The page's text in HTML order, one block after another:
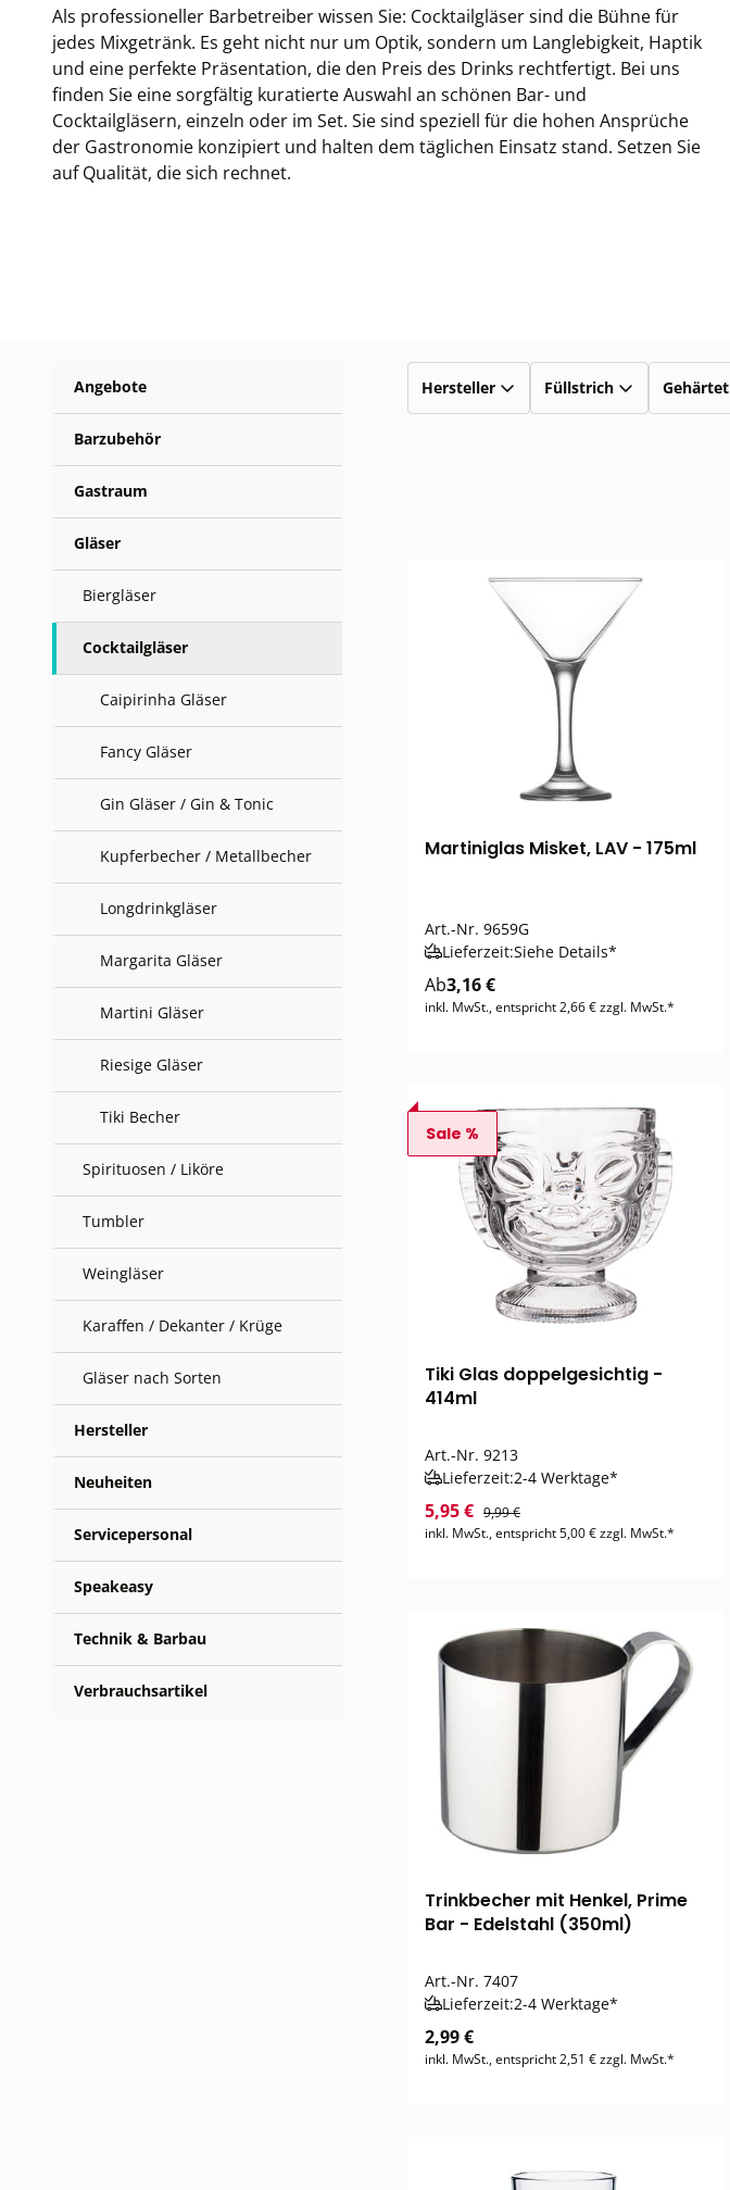
Als professioneller Barbetreiber wissen Sie: Cocktailgläser sind die Bühne für
jedes Mixgetränk. Es geht nicht nur um Optik, sondern um Langlebigkeit, Haptik
und eine perfekte Präsentation, die den Preis des Drinks rechtfertigt. Bei uns
finden Sie eine sorgfältig kuratierte Auswahl an schönen Bar- und
Cocktailgläsern, einzeln oder im Set. Sie sind speziell für die hohen Ansprüche
der Gastronomie konzipiert und halten dem täglichen Einsatz stand. Setzen Sie
auf Qualität, die sich rechnet.
Angebote
Barzubehör
Gastraum
Gläser
Biergläser
Cocktailgläser
Caipirinha Gläser
Fancy Gläser
Gin Gläser / Gin & Tonic
Kupferbecher / Metallbecher
Longdrinkgläser
Margarita Gläser
Martini Gläser
Riesige Gläser
Tiki Becher
Spirituosen / Liköre
Tumbler
Weingläser
Karaffen / Dekanter / Krüge
Gläser nach Sorten
Hersteller
Neuheiten
Servicepersonal
Speakeasy
Technik & Barbau
Verbrauchsartikel
Hersteller Füllstrich Gehärtet
Martiniglas Misket, LAV - 175ml
Art.-Nr. 9659G
Lieferzeit:Siehe Details*
Ab3,16 €
inkl. MwSt., entspricht 2,66 € zzgl. MwSt.*
Sale %
Tiki Glas doppelgesichtig -
414ml
Art.-Nr. 9213
Lieferzeit:2-4 Werktage*
5,95 € 9,99 €
inkl. MwSt., entspricht 5,00 € zzgl. MwSt.*
Trinkbecher mit Henkel, Prime
Bar - Edelstahl (350ml)
Art.-Nr. 7407
Lieferzeit:2-4 Werktage*
2,99 €
inkl. MwSt., entspricht 2,51 € zzgl. MwSt.*